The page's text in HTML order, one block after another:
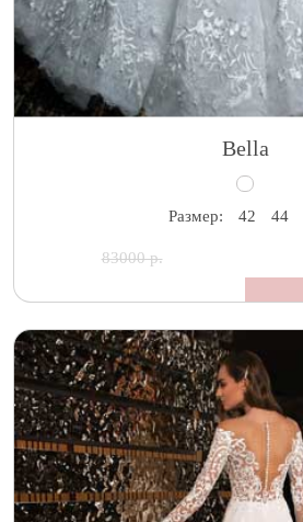
Bella
Размер: 42 44
83000 р.